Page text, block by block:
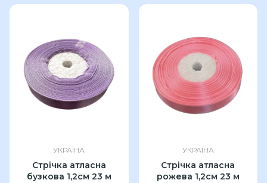
УКРАЇНА
Стрічка атласна
бузкова 1,2см 23 м
УКРАЇНА
Стрічка атласна
рожева 1,2см 23 м